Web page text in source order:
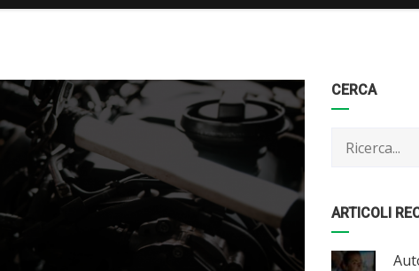
CERCA
ARTICOLI
Categorie
Articoli
per